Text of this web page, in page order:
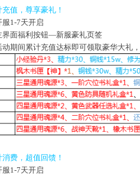
值，尊享豪礼！
1-7天开启
界面福利按钮—新服豪礼页签
期间累计充值达标即可领取豪华大礼
费，超值回馈！
服1-7天开启